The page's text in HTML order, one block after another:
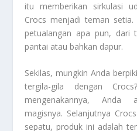
itu memberikan sirkulasi
Crocs menjadi teman
petualangan apa pun, dari
pantai atau bahkan dapur.
Sekilas, mungkin Anda
tergila-gila dengan
mengenakannya, Anda
magisnya. Selanjutnya
sepatu, produk ini adalah